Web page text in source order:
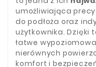
umożliwiająca
do podłoża oraz
użytkownika. Dzięki
łatwe
nierównych
komfort i